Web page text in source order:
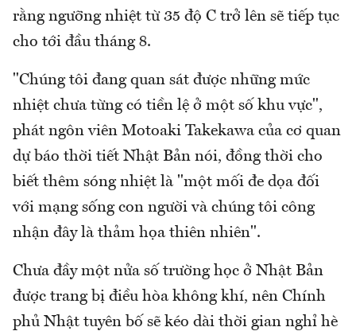
rằng ngưỡng nhiệt từ 35 độ C trở lên sẽ tiếp tục
cho tới đầu tháng 8.
"Chúng tôi đang quan sát được những mức
nhiệt chưa từng có tiền lệ ở một số khu vực",
phát ngôn viên Motoaki Takekawa của cơ quan
dự báo thời tiết Nhật Bản nói, đồng thời cho
biết thêm sóng nhiệt là "một mối đe dọa đối
với mạng sống con người và chúng tôi công
nhận đây là thảm họa thiên nhiên".
Chưa đầy một nửa số trường học ở Nhật Bản
được trang bị điều hòa không khí, nên Chính
phủ Nhật tuyên bố sẽ kéo dài thời gian nghỉ hè